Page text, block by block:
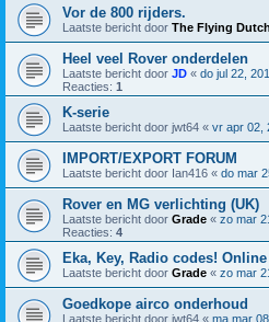
Vor de 800 rijders.
Laatste bericht door The Flying
Heel veel Rover onderdelen
Laatste bericht door JD « do jul 22,
Reacties: 1
K-serie
Laatste bericht door jwt64 « vr apr 02,
IMPORT/EXPORT FORUM
Laatste bericht door Ian416 « do mar
Rover en MG verlichting (UK)
Laatste bericht door Grade « zo mar
Reacties: 4
Eka, Key, Radio codes!
Laatste bericht door Grade « zo mar
Goedkope airco onderhoud
Laatste bericht door jwt64 « ma mar